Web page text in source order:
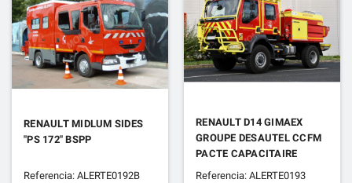
RENAULT MIDLUM SIDES
"PS 172" BSPP
Referencia: ALERTE0192B
RENAULT D14 GIMAEX
GROUPE DESAUTEL CCFM
PACTE CAPACITAIRE
Referencia: ALERTE0193